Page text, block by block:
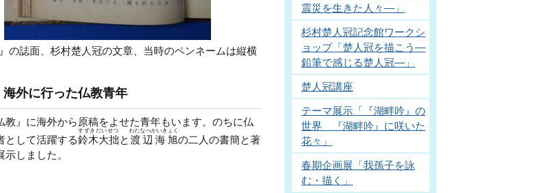
』の誌面、杉村楚人冠の文章、当時のペンネームは縦横
外に行った仏教青年
教』に海外から原稿をよせた青年もいます。のちに仏
として活躍する鈴木大拙
すずきだいせつ
と 渡辺海旭
わたなべかいきょく
の二人の書簡と著
示しました。
震災を生きた人々―」
杉村楚人冠記念館ワークシ
ョップ「楚人冠を描こう―
鉛筆で感じる楚人冠―」
楚人冠講座
テーマ展示「『湖畔吟』の
世界 『湖畔吟』に咲いた
花々」
春期企画展「我孫子を詠
む・描く」